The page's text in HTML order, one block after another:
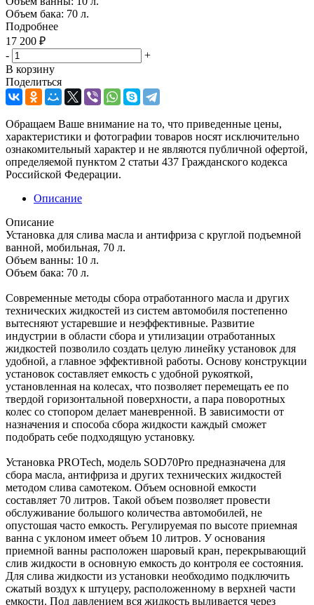
Объем бака: 70 л.
Подробнее
17 200 ₽
-
+
В корзину
Поделиться
Обращаем Ваше внимание на то, что приведенные цены,
характеристики и фотографии товаров носят исключительно
ознакомительный характер и не являются публичной офертой,
определяемой пунктом 2 статьи 437 Гражданского кодекса
Российской Федерации.
Описание
Описание
Установка для слива масла и антифриза с круглой подъемной
ванной, мобильная, 70 л.
Объем ванны: 10 л.
Объем бака: 70 л.
Современные методы сбора отработанного масла и других
технических жидкостей из систем автомобиля постепенно
вытесняют устаревшие и неэффективные. Развитие
индустрии в области сбора и утилизации отработанных
жидкостей позволило создать целую линейку установок для
удобной, а главное эффективной работы. Основу конструкции
установок составляет емкость с удобной рукояткой,
установленная на колесах, что позволяет перемещать ее по
твердой горизонтальной поверхности, а пара поворотных
колес со стопором делает маневренной. В зависимости от
назначения и способа сбора жидкости каждый сможет
подобрать себе подходящую установку.
Установка PROTech, модель SOD70Pro предназначена для
сбора масла, антифриза и других технических жидкостей
методом слива самотеком. Объем основной емкости
составляет 70 литров. Такой объем позволяет провести
обслуживание большого количества автомобилей, не
опустошая часто емкость. Регулируемая по высоте приемная
ванна с уклоном имеет объем 10 литров. У основания
приемной ванны расположен шаровый кран, перекрывающий
слив жидкости в основную емкость до контроля ее состояния.
Для слива жидкости из установки необходимо подключить
сжатый воздух к штуцеру, расположенному в верхней части
емкости. Под давлением вся жидкость выливается через